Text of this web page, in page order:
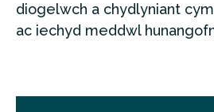
diogelwch a chydlyniant
ac iechyd meddwl